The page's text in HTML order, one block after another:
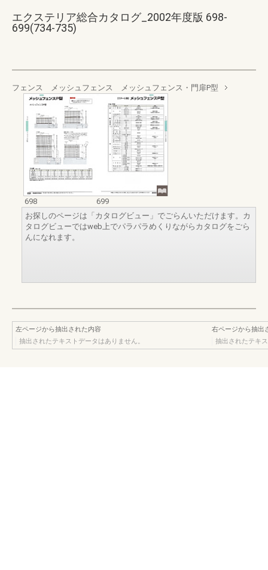
エクステリア総合カタログ_2002年度版 698-
699(734-735)
フェンス メッシュフェンス メッシュフェンス・門扉P型
698
699
お探しのページは「カタログビュー」でごらんいただけます。カ
タログビューではweb上でパラパラめくりながらカタログをごら
んになれます。
左ページから抽出された内容
抽出されたテキストデータはありません。
右ページから抽出
抽出されたテキ